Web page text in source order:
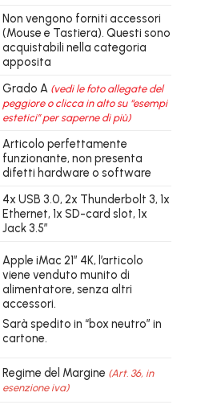
Non vengono forniti accessori
(Mouse e Tastiera). Questi sono
acquistabili nella categoria
apposita
Grado A (vedi le foto allegate del
peggiore o clicca in alto su “esempi
estetici” per saperne di più)
Articolo perfettamente
funzionante, non presenta
difetti hardware o software
4x USB 3.0, 2x Thunderbolt 3, 1x
Ethernet, 1x SD-card slot, 1x
Jack 3.5″
Apple iMac 21″ 4K, l’articolo
viene venduto munito di
alimentatore, senza altri
accessori.
Sarà spedito in “box neutro” in
cartone.
Regime del Margine (Art. 36, in
esenzione iva)